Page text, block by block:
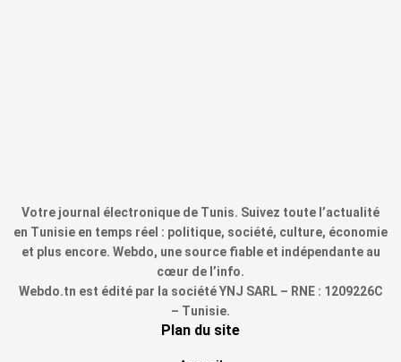
Votre journal électronique de Tunis. Suivez toute l’actualité
en Tunisie en temps réel : politique, société, culture, économie
et plus encore. Webdo, une source fiable et indépendante au
cœur de l’info.
Webdo.tn est édité par la société YNJ SARL – RNE : 1209226C
– Tunisie.
Plan du site